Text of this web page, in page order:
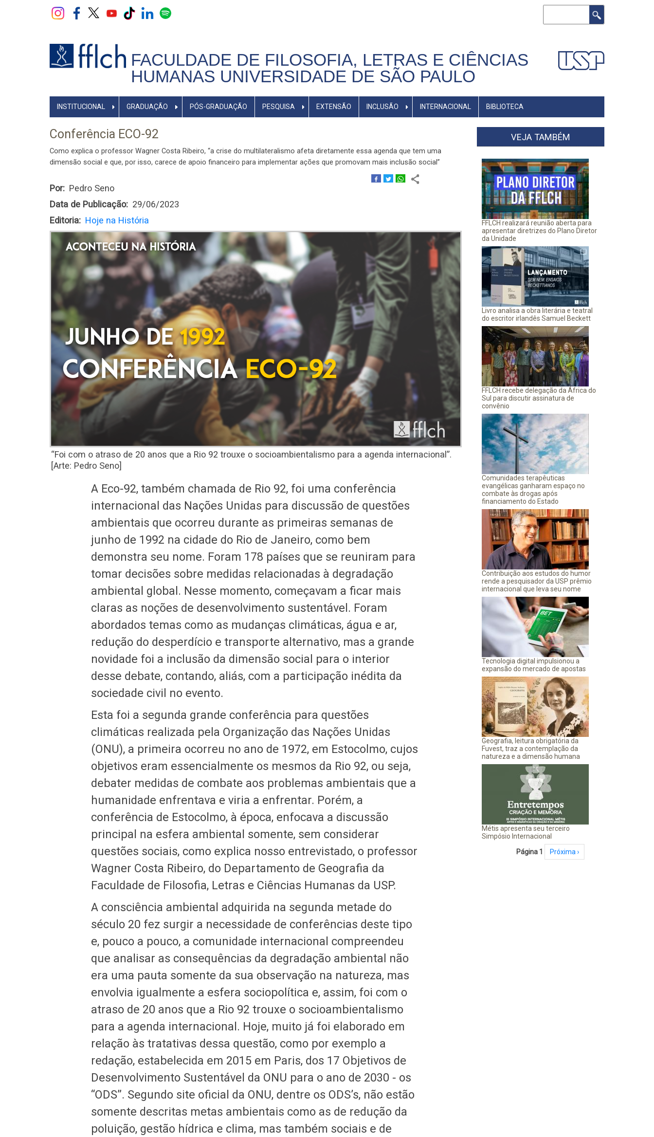
FACULDADE DE FILOSOFIA, LETRAS E CIÊNCIAS
HUMANAS UNIVERSIDADE DE SÃO PAULO
NAVEGADOR
PRINCIPAL
INSTITUCIONAL GRADUAÇÃO PÓS-GRADUAÇÃO PESQUISA EXTENSÃO INCLUSÃO INTERNACIONAL BIBLIOTECA
Conferência ECO-92
Como explica o professor Wagner Costa Ribeiro, “a crise do multilateralismo afeta diretamente essa agenda que tem uma
dimensão social e que, por isso, carece de apoio financeiro para implementar ações que promovam mais inclusão social”
Por
Pedro Seno
Data de Publicação
29/06/2023
Editoria
Hoje na História
“Foi com o atraso de 20 anos que a Rio 92 trouxe o socioambientalismo para a agenda internacional”.
[Arte: Pedro Seno]
A Eco-92, também chamada de Rio 92, foi uma conferência
internacional das Nações Unidas para discussão de questões
ambientais que ocorreu durante as primeiras semanas de
junho de 1992 na cidade do Rio de Janeiro, como bem
demonstra seu nome. Foram 178 países que se reuniram para
tomar decisões sobre medidas relacionadas à degradação
ambiental global. Nesse momento, começavam a ficar mais
claras as noções de desenvolvimento sustentável. Foram
abordados temas como as mudanças climáticas, água e ar,
redução do desperdício e transporte alternativo, mas a grande
novidade foi a inclusão da dimensão social para o interior
desse debate, contando, aliás, com a participação inédita da
sociedade civil no evento.
Esta foi a segunda grande conferência para questões
climáticas realizada pela Organização das Nações Unidas
(ONU), a primeira ocorreu no ano de 1972, em Estocolmo, cujos
objetivos eram essencialmente os mesmos da Rio 92, ou seja,
debater medidas de combate aos problemas ambientais que a
humanidade enfrentava e viria a enfrentar. Porém, a
conferência de Estocolmo, à época, enfocava a discussão
principal na esfera ambiental somente, sem considerar
questões sociais, como explica nosso entrevistado, o professor
Wagner Costa Ribeiro, do Departamento de Geografia da
Faculdade de Filosofia, Letras e Ciências Humanas da USP.
A consciência ambiental adquirida na segunda metade do
século 20 fez surgir a necessidade de conferências deste tipo
e, pouco a pouco, a comunidade internacional compreendeu
que analisar as consequências da degradação ambiental não
era uma pauta somente da sua observação na natureza, mas
envolvia igualmente a esfera sociopolítica e, assim, foi com o
atraso de 20 anos que a Rio 92 trouxe o socioambientalismo
para a agenda internacional. Hoje, muito já foi elaborado em
relação às tratativas dessa questão, como por exemplo a
redação, estabelecida em 2015 em Paris, dos 17 Objetivos de
Desenvolvimento Sustentável da ONU para o ano de 2030 - os
“ODS”. Segundo site oficial da ONU, dentre os ODS’s, não estão
somente descritas metas ambientais como as de redução da
poluição, gestão hídrica e clima, mas também sociais e de
VEJA TAMBÉM
FFLCH realizará reunião aberta para
apresentar diretrizes do Plano Diretor
da Unidade
Livro analisa a obra literária e teatral
do escritor irlandês Samuel Beckett
FFLCH recebe delegação da África do
Sul para discutir assinatura de
convênio
Comunidades terapêuticas
evangélicas ganharam espaço no
combate às drogas após
financiamento do Estado
Contribuição aos estudos do humor
rende a pesquisador da USP prêmio
internacional que leva seu nome
Tecnologia digital impulsionou a
expansão do mercado de apostas
Geografia, leitura obrigatória da
Fuvest, traz a contemplação da
natureza e a dimensão humana
Métis apresenta seu terceiro
Simpósio Internacional
PaginaçãoPágina 1 Próxima página
Próxima ›